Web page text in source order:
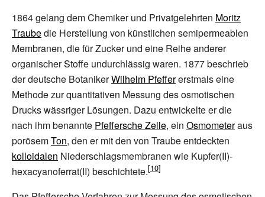
1864 gelang dem Chemiker und Privatgelehrten Moritz
Traubedie Herstellung von künstlichen semipermeablen
Membranen, die für Zucker und eine Reihe anderer
organischer Stoffe undurchlässig waren. 1877 beschrieb
der deutsche BotanikerWilhelm Pfeffererstmals eine
Methode zur quantitativen Messung des osmotischen
Drucks wässriger Lösungen. Dazu entwickelte er die
nach ihm benannte Pfeffersche Zelle, ein Osmometeraus
porösemTon, den er mit den von Traube entdeckten
kolloidalen Niederschlagsmembranen wie Kupfer(II)-
hexacyanoferrat(II) beschichtete.